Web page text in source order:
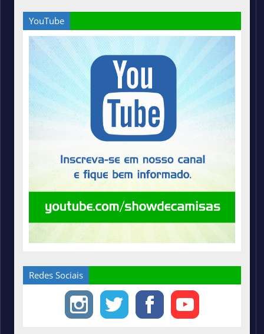
YouTube
Redes Sociais